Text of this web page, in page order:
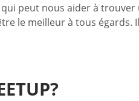
peut nous aider à
le meilleur à tous égards.